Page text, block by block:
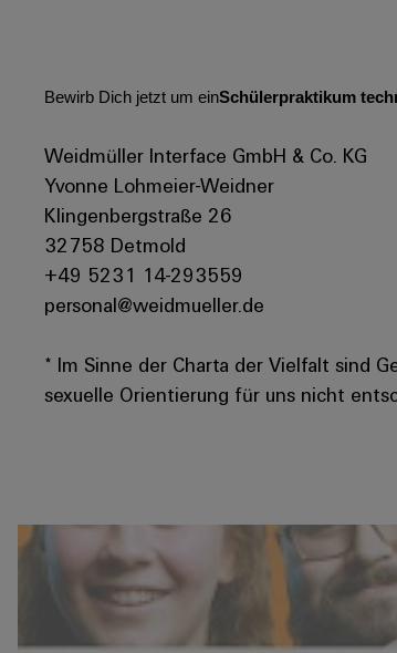
Bewirb Dich jetzt um einSchülerpraktikum
Weidmüller Interface GmbH & Co. KG
Yvonne Lohmeier-Weidner
Klingenbergstraße 26
32758 Detmold
+49 5231 14-293559
personal@weidmueller.de
* Im Sinne der Charta der Vielfalt sind
sexuelle Orientierung für uns nicht